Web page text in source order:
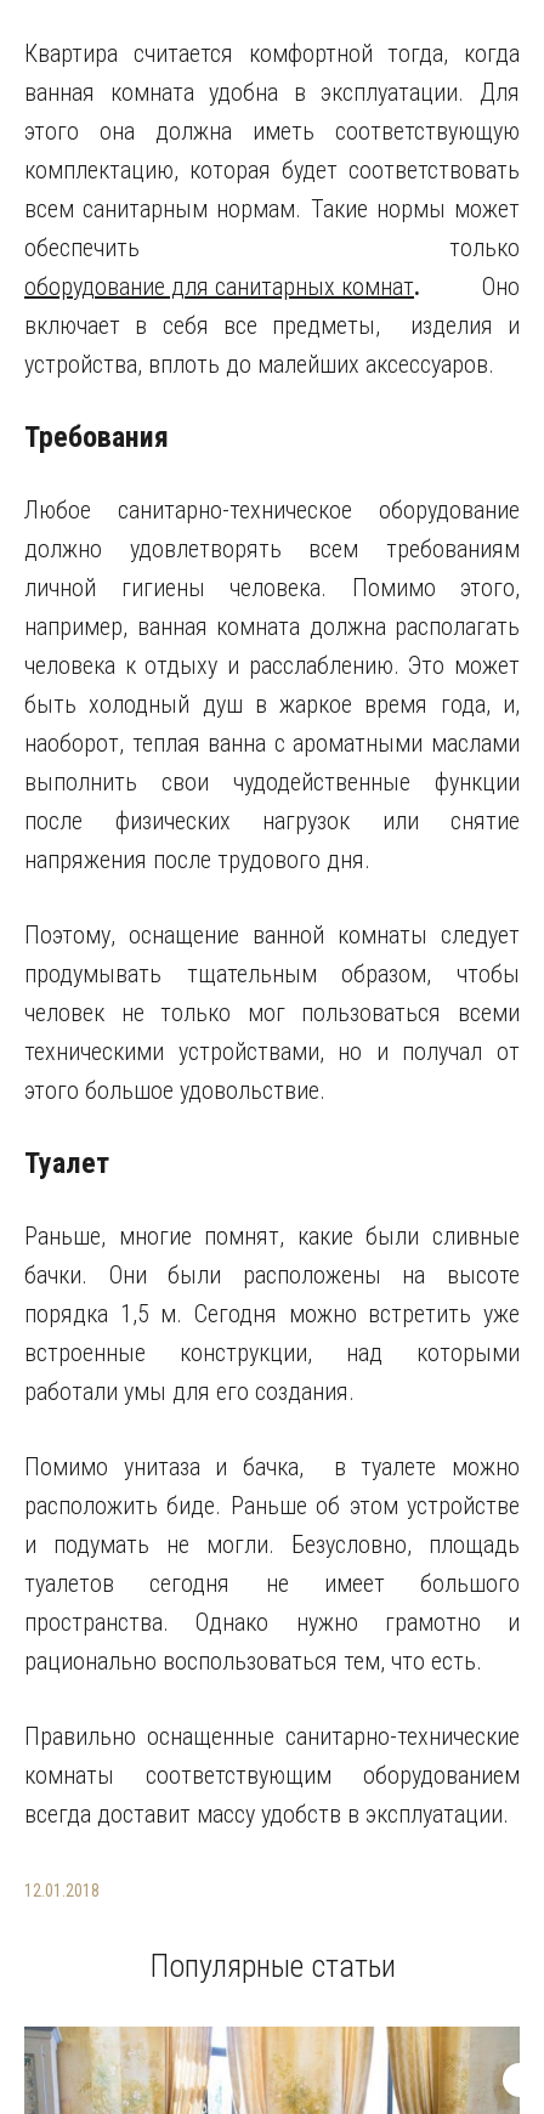
Квартира считается комфортной тогда, когда
ванная комната удобна в эксплуатации. Для
этого она должна иметь соответствующую
комплектацию, которая будет соответствовать
всем санитарным нормам. Такие нормы может
обеспечить только
оборудование для санитарных комнат. Оно
включает в себя все предметы, изделия и
устройства, вплоть до малейших аксессуаров.
Требования
Любое санитарно-техническое оборудование
должно удовлетворять всем требованиям
личной гигиены человека. Помимо этого,
например, ванная комната должна располагать
человека к отдыху и расслаблению. Это может
быть холодный душ в жаркое время года, и,
наоборот, теплая ванна с ароматными маслами
выполнить свои чудодейственные функции
после физических нагрузок или снятие
напряжения после трудового дня.
Поэтому, оснащение ванной комнаты следует
продумывать тщательным образом, чтобы
человек не только мог пользоваться всеми
техническими устройствами, но и получал от
этого большое удовольствие.
Туалет
Раньше, многие помнят, какие были сливные
бачки. Они были расположены на высоте
порядка 1,5 м. Сегодня можно встретить уже
встроенные конструкции, над которыми
работали умы для его создания.
Помимо унитаза и бачка, в туалете можно
расположить биде. Раньше об этом устройстве
и подумать не могли. Безусловно, площадь
туалетов сегодня не имеет большого
пространства. Однако нужно грамотно и
рационально воспользоваться тем, что есть.
Правильно оснащенные санитарно-технические
комнаты соответствующим оборудованием
всегда доставит массу удобств в эксплуатации.
12.01.2018
Популярные статьи